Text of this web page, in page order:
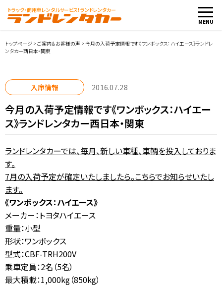
MENU
トラック・商用車レンタルサービス！ランドレンタカー
車両・料金
店舗紹介
ご利用案内
お客様の声
レンタカー会社向け
0120-784-893
【営業時間】
レンタカー申込み
お問合せ
トップページ >ご案内＆お客様の声 >今月の入荷予定情報です《ワンボックス：ハイエース》ランドレ
ンタカー西日本・関東
入庫情報 2016.07.28
今月の入荷予定情報です《ワンボックス：ハイエー
ス》ランドレンタカー西日本・関東
ランドレンタカーでは、毎月、新しい車種、車輌を投入しておりま
す。
7月の入荷予定が確定いたしましたら。こちらでお知らせいたし
ます。
《ワンボックス：ハイエース》
メーカー：トヨタハイエース
重量：小型
形状：ワンボックス
型式：CBF-TRH200V
乗車定員：2名（5名）
最大積載：1,000kg（850kg）